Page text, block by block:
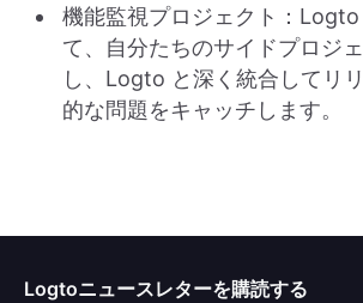
機能監視プロジェクト：Logto
て、自分たちのサイドプロジ
し、Logto と深く統合してリ
的な問題をキャッチします。
Logtoニュースレターを購読する